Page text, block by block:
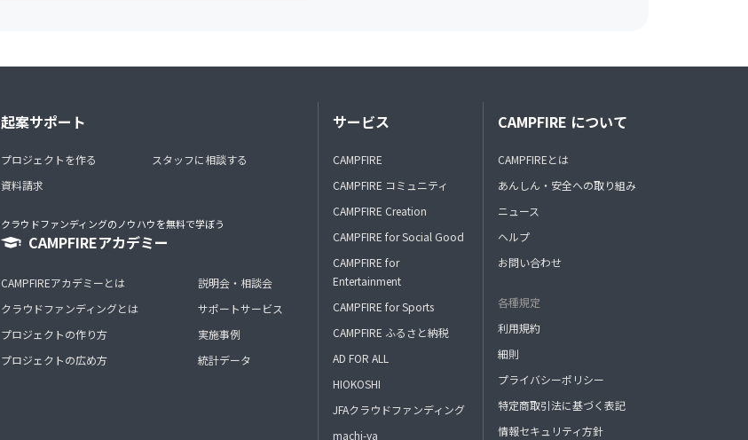
起案サポート
プロジェクトを作る
資料請求
スタッフに相談する
クラウドファンディングのノウハウを無料で学ぼう
CAMPFIREアカデミー
CAMPFIREアカデミーとは
クラウドファンディングとは
プロジェクトの作り方
プロジェクトの広め方
説明会・相談会
サポートサービス
実施事例
統計データ
サービス
CAMPFIRE
CAMPFIRE コミュニティ
CAMPFIRE Creation
CAMPFIRE for Social Good
CAMPFIRE for
Entertainment
CAMPFIRE for Sports
CAMPFIRE ふるさと納税
AD FOR ALL
HIOKOSHI
JFAクラウドファンディング
machi-ya
CAMPFIRE について
CAMPFIREとは
あんしん・安全への取り組み
ニュース
ヘルプ
お問い合わせ
各種規定
利用規約
細則
プライバシーポリシー
特定商取引法に基づく表記
情報セキュリティ方針